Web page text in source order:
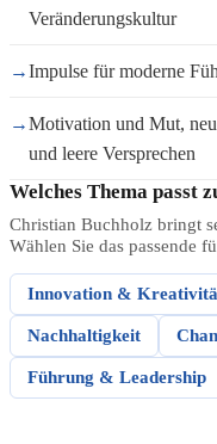
Veränderungskultur
→Impulse für moderne
→Motivation und Mut,
und leere Versprechen
Welches Thema passt
Christian Buchholz bringt
Wählen Sie das passende
Innovation &
Nachhaltigkeit
Führung & Leadership